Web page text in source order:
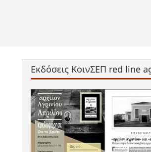
Εκδόσεις ΚοινΣΕΠ red line